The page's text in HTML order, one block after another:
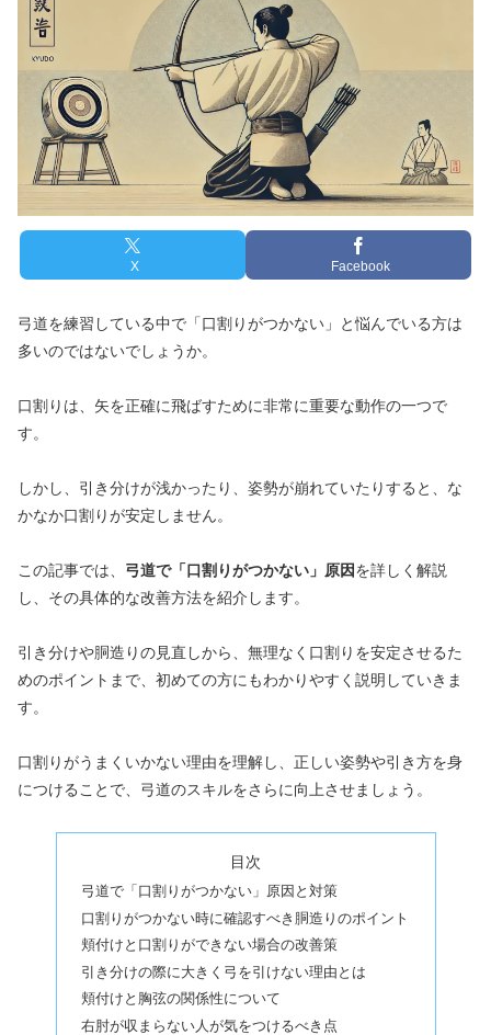
X Facebook
弓道を練習している中で「口割りがつかない」と悩んでいる方は
多いのではないでしょうか。
口割りは、矢を正確に飛ばすために非常に重要な動作の一つで
す。
しかし、引き分けが浅かったり、姿勢が崩れていたりすると、な
かなか口割りが安定しません。
この記事では、 弓道で「口割りがつかない」原因を詳しく解説
し、その具体的な改善方法を紹介します。
引き分けや胴造りの見直しから、無理なく口割りを安定させるた
めのポイントまで、初めての方にもわかりやすく説明していきま
す。
口割りがうまくいかない理由を理解し、正しい姿勢や引き方を身
につけることで、弓道のスキルをさらに向上させましょう。
目次
弓道で「口割りがつかない」原因と対策
口割りがつかない時に確認すべき胴造りのポイント
頬付けと口割りができない場合の改善策
引き分けの際に大きく弓を引けない理由とは
頬付けと胸弦の関係性について
右肘が収まらない人が気をつけるべき点